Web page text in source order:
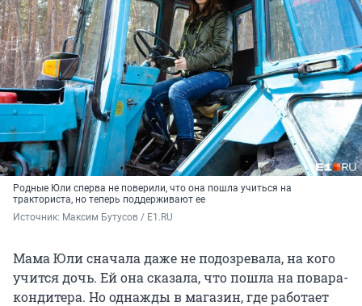
Родные Юли сперва не поверили, что она пошла учиться на
тракториста, но теперь поддерживают ее
Источник: Максим Бутусов / E1.RU
Мама Юли сначала даже не подозревала, на кого
учится дочь. Ей она сказала, что пошла на повара-
кондитера. Но однажды в магазин, где работает